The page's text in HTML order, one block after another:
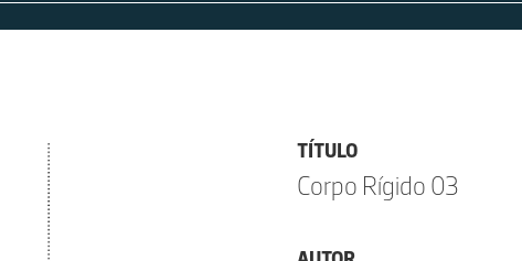
TÍTULO
Corpo Rígido 03